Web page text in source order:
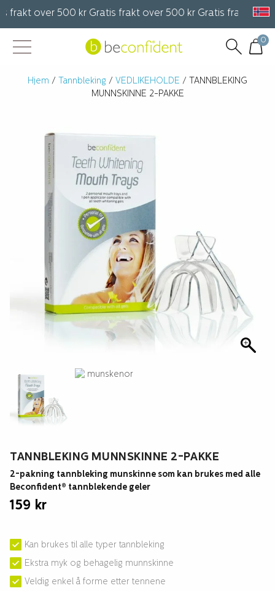
over 500 kr Gratis frakt over 500 kr Gratis frakt over
0
Hjem / Tannbleking / VEDLIKEHOLDE / TANNBLEKING
MUNNSKINNE 2-PAKKE
TANNBLEKING MUNNSKINNE 2-PAKKE
2-pakning tannbleking munskinne som kan brukes med alle
Beconfident® tannblekende geler
159 kr
Kan brukes til alle typer tannbleking
Ekstra myk og behagelig munnskinne
Veldig enkel å forme etter tennene